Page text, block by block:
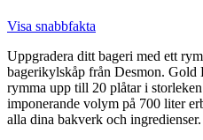
Visa snabbfakta
Uppgradera ditt bageri med ett
bagerikylskåp från Desmon. Gold
rymma upp till 20 plåtar i
imponerande volym på 700 liter
alla dina bakverk och ingredienser.